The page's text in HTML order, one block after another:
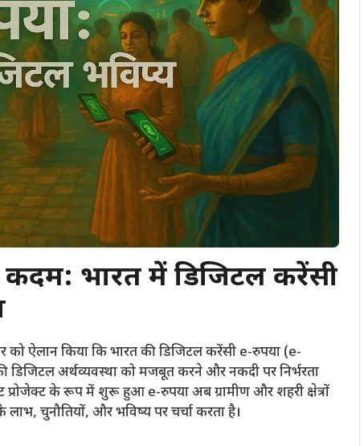
भारत में डिजिटल करेंसी
को ऐलान किया कि भारत की डिजिटल करेंसी e-रुपया (e-
अर्थव्यवस्था को मजबूत करने और नकदी पर निर्भरता
के रूप में शुरू हुआ e-रुपया अब ग्रामीण और शहरी क्षेत्रों
चुनौतियों, और भविष्य पर चर्चा करता है।